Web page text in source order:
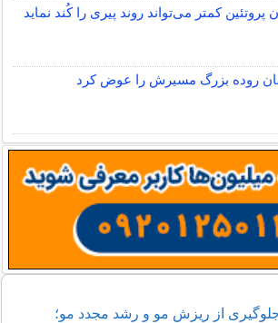
پروتئین کمتر می‌تواند روند پیری را کُند نماید
روده بزرگ مسیرش را عوض کرد
جلوگیری از ریزش مو و رشد مجدد مو؛